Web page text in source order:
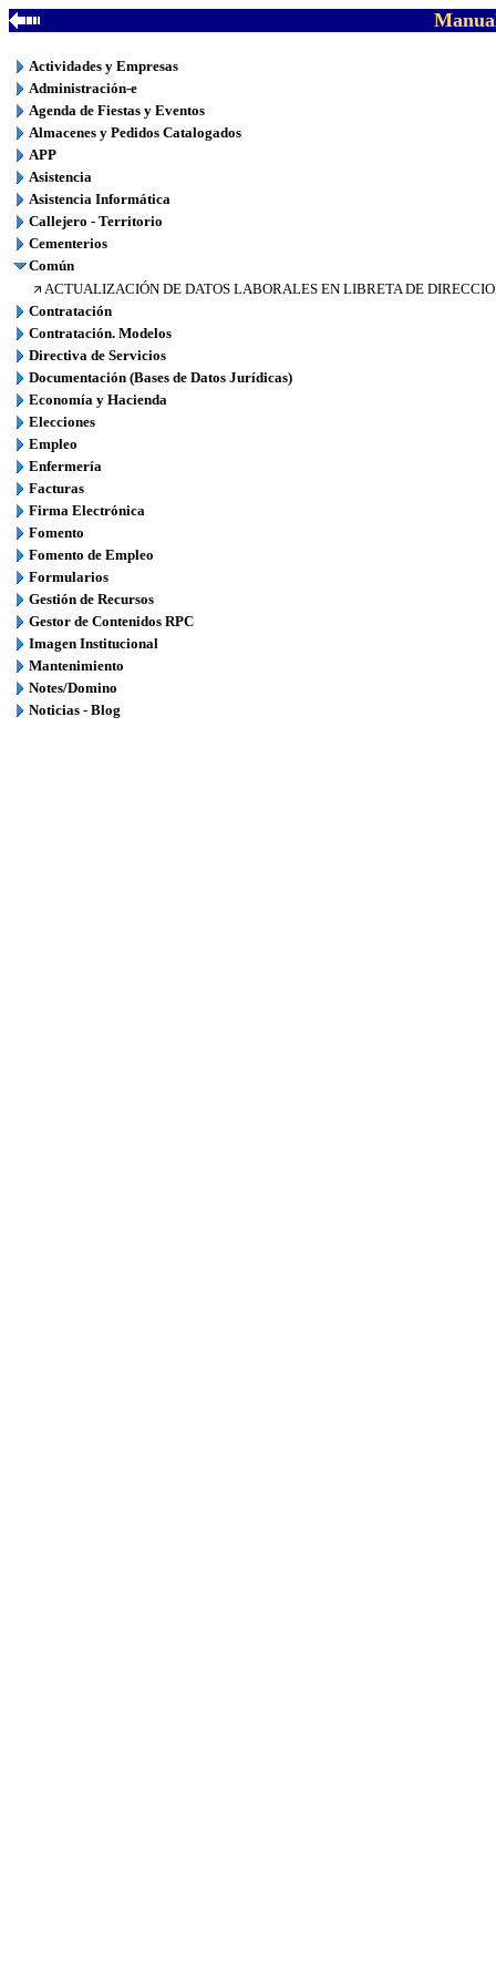
Actividades y Empresas
Administración-e
Agenda de Fiestas y Eventos
Almacenes y Pedidos Catalogados
APP
Asistencia
Asistencia Informática
Callejero - Territorio
Cementerios
Común
ACTUALIZACIÓN DE DATOS LABORALES EN LIBRETA DE
Contratación
Contratación. Modelos
Directiva de Servicios
Documentación (Bases de Datos Jurídicas)
Economía y Hacienda
Elecciones
Empleo
Enfermería
Facturas
Firma Electrónica
Fomento
Fomento de Empleo
Formularios
Gestión de Recursos
Gestor de Contenidos RPC
Imagen Institucional
Mantenimiento
Notes/Domino
Noticias - Blog